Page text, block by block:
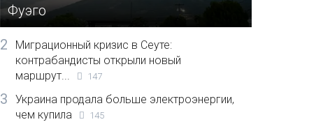
Фуэго
2
Миграционный кризис в Сеуте:
контрабандисты открыли новый
маршрут...
147
3
Украина продала больше электроэнергии,
чем купила
145